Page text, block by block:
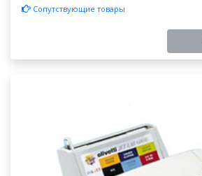
Сопутствующие товары